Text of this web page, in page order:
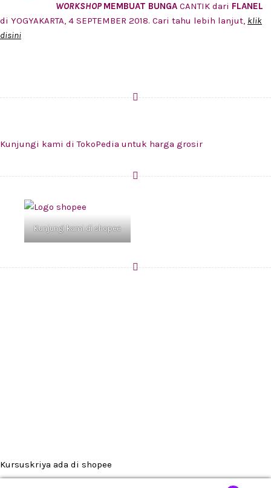
WORKSHOP MEMBUAT BUNGA CANTIK dari FLANEL
di YOGYAKARTA, 4 SEPTEMBER 2018. Cari tahu lebih lanjut, klik
disini
Kunjungi kami di TokoPedia untuk harga grosir
Kunjungi kami di shopee
Kursuskriya ada di shopee